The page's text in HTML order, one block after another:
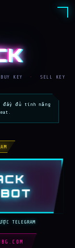
BUY KEY · SELL KEY
đầy đủ tính năng
TELEGRAM